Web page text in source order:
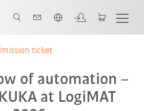
ticket
of automation –
at LogiMAT